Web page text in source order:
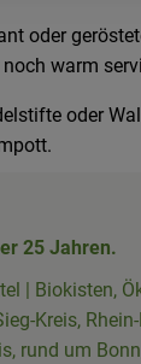
oder
warm
oder
25 Jahren.
| Biokisten,
Kreis,
rund um